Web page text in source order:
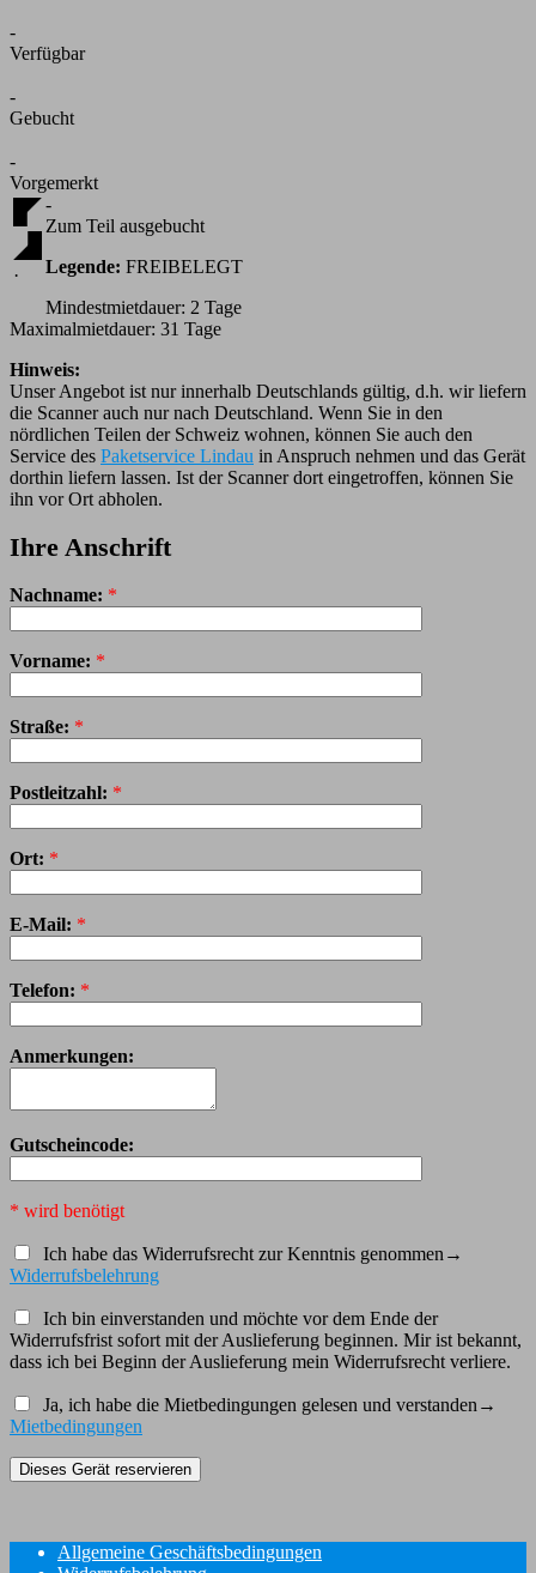
-
Verfügbar
-
Gebucht
-
Vorgemerkt
·
-
Zum Teil ausgebucht
Legende: FREIBELEGT
Mindestmietdauer: 2 Tage
Maximalmietdauer: 31 Tage
Hinweis:
Unser Angebot ist nur innerhalb Deutschlands gültig, d.h. wir liefern
die Scanner auch nur nach Deutschland. Wenn Sie in den
nördlichen Teilen der Schweiz wohnen, können Sie auch den
Service des Paketservice Lindau in Anspruch nehmen und das Gerät
dorthin liefern lassen. Ist der Scanner dort eingetroffen, können Sie
ihn vor Ort abholen.
Ihre Anschrift
Nachname: *
Vorname: *
Straße: *
Postleitzahl: *
Ort: *
E-Mail: *
Telefon: *
Anmerkungen:
Gutscheincode:
* wird benötigt
Ich habe das Widerrufsrecht zur Kenntnis genommen →
Widerrufsbelehrung
Ich bin einverstanden und möchte vor dem Ende der
Widerrufsfrist sofort mit der Auslieferung beginnen. Mir ist bekannt,
dass ich bei Beginn der Auslieferung mein Widerrufsrecht verliere.
Ja, ich habe die Mietbedingungen gelesen und verstanden →
Mietbedingungen
Allgemeine Geschäftsbedingungen